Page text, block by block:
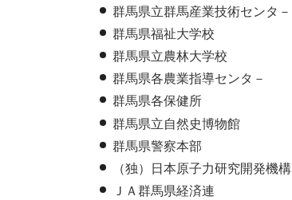
群馬県立群馬産業技術センタ－
群馬県福祉大学校
群馬県立農林大学校
群馬県各農業指導センタ－
群馬県各保健所
群馬県立自然史博物館
群馬県警察本部
（独）日本原子力研究開発機構
ＪＡ群馬県経済連